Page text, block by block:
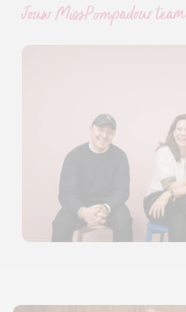
Jouw MissPompadour team